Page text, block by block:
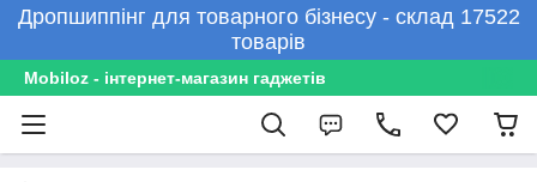
Дропшиппінг для товарного бізнесу - склад 17522
товарів
Mobiloz - інтернет-магазин гаджетів